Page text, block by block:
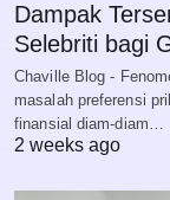
Dampak
Selebriti bagi
Chaville Blog -
masalah preferensi
finansial diam-diam…
2 weeks ago